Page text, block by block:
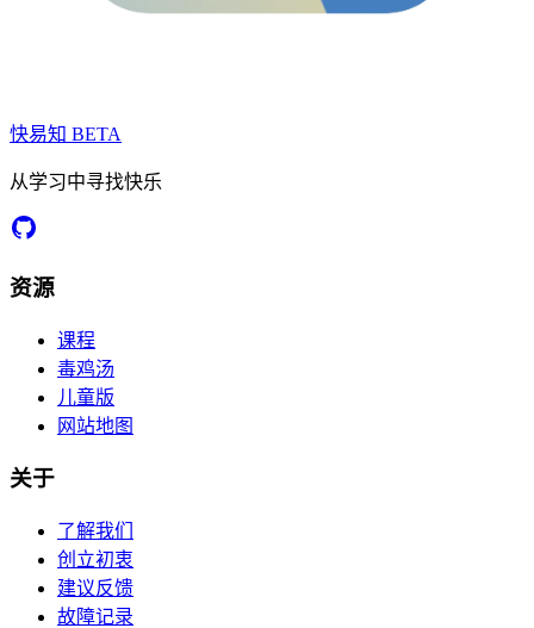
快易知 BETA
从学习中寻找快乐
资源
课程
毒鸡汤
儿童版
网站地图
关于
了解我们
创立初衷
建议反馈
故障记录